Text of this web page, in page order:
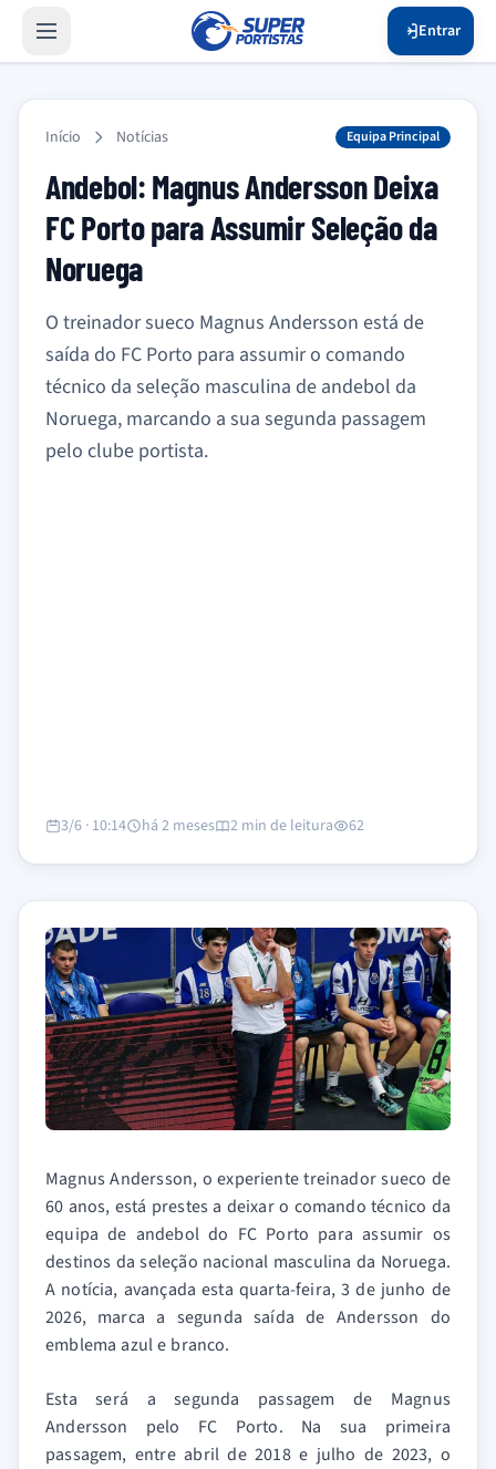
Entrar
Início Notícias Equipa Principal
Andebol: Magnus Andersson Deixa
FC Porto para Assumir Seleção da
Noruega
O treinador sueco Magnus Andersson está de
saída do FC Porto para assumir o comando
técnico da seleção masculina de andebol da
Noruega, marcando a sua segunda passagem
pelo clube portista.
3/6 · 10:14 há 2 meses 2 min de leitura 62
Magnus Andersson, o experiente treinador sueco de
60 anos, está prestes a deixar o comando técnico da
equipa de andebol do FC Porto para assumir os
destinos da seleção nacional masculina da Noruega.
A notícia, avançada esta quarta-feira, 3 de junho de
2026, marca a segunda saída de Andersson do
emblema azul e branco.
Esta será a segunda passagem de Magnus
Andersson pelo FC Porto. Na sua primeira
passagem, entre abril de 2018 e julho de 2023, o